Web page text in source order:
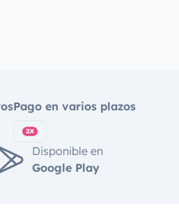
Pago en varios plazos
Disponible en
Google Play